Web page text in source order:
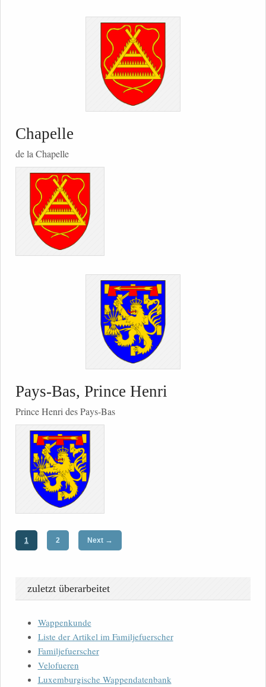
Chapelle
de la Chapelle
Pays-Bas, Prince Henri
Prince Henri des Pays-Bas
1 2 Next →
zuletzt überarbeitet
Wappenkunde
Liste der Artikel im Familjefuerscher
Familjefuerscher
Velofueren
Luxemburgische Wappendatenbank